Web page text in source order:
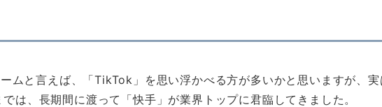
ムと言えば、「TikTok」を思い浮かべる方が多いかと思いますが、実
は、長期間に渡って「快手」が業界トップに君臨してきました。